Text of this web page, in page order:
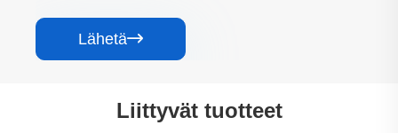
Lähetä
Liittyvät tuotteet